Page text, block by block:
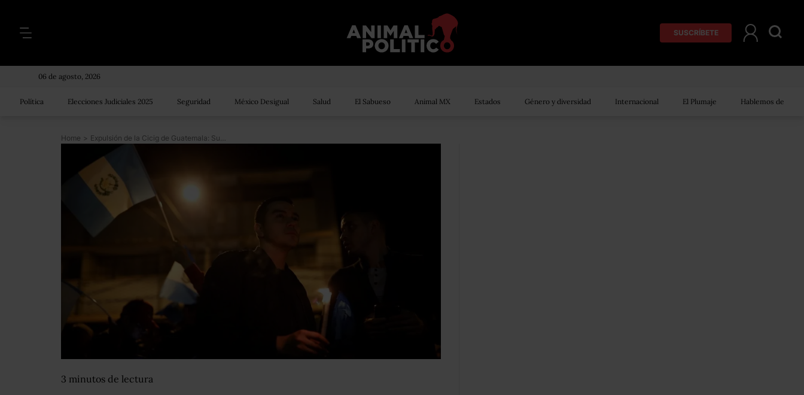
SUSCRÍBETE
06 de agosto, 2026
Política Elecciones Judiciales 2025 Seguridad México Desigual Salud El Sabueso Animal MX Estados Género y diversidad Internacional El Plumaje Hablemos de
Home > Expulsión de la Cicig de Guatemala: Supremo tramita desafuero de jueces de la Corte de Constitucionalidad en medio del pulso de poderes
3 minutos de lectura